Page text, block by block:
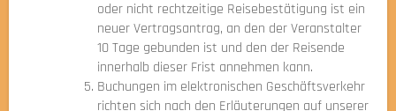
oder nicht rechtzeitige Reisebestätigung ist ein
neuer Vertragsantrag, an den der Veranstalter
10 Tage gebunden ist und den der Reisende
innerhalb dieser Frist annehmen kann.
Buchungen im elektronischen Geschäftsverkehr
richten sich nach den Erläuterungen auf unserer